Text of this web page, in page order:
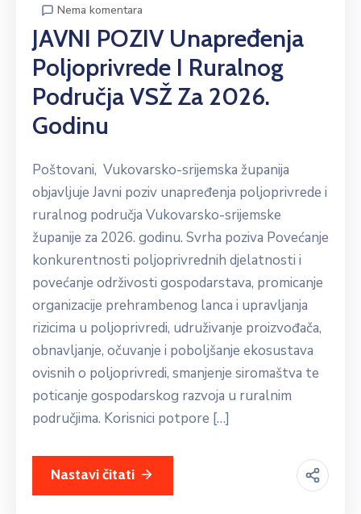
Nema komentara
JAVNI POZIV Unapređenja
Poljoprivrede I Ruralnog
Područja VSŽ Za 2026.
Godinu
Poštovani, Vukovarsko-srijemska županija
objavljuje Javni poziv unapređenja poljoprivrede i
ruralnog područja Vukovarsko-srijemske
županije za 2026. godinu. Svrha poziva Povećanje
konkurentnosti poljoprivrednih djelatnosti i
povećanje održivosti gospodarstava, promicanje
organizacije prehrambenog lanca i upravljanja
rizicima u poljoprivredi, udruživanje proizvođača,
obnavljanje, očuvanje i poboljšanje ekosustava
ovisnih o poljoprivredi, smanjenje siromaštva te
poticanje gospodarskog razvoja u ruralnim
područjima. Korisnici potpore […]
Nastavi čitati